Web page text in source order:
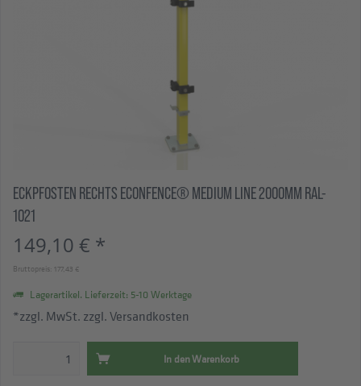
ECKPFOSTEN RECHTS ECONFENCE® MEDIUM LINE 2000MM RAL-
1021
149,10 € *
Bruttopreis: 177,43 €
Lagerartikel. Lieferzeit: 5-10 Werktage
*zzgl. MwSt. zzgl. Versandkosten
In denWarenkorb